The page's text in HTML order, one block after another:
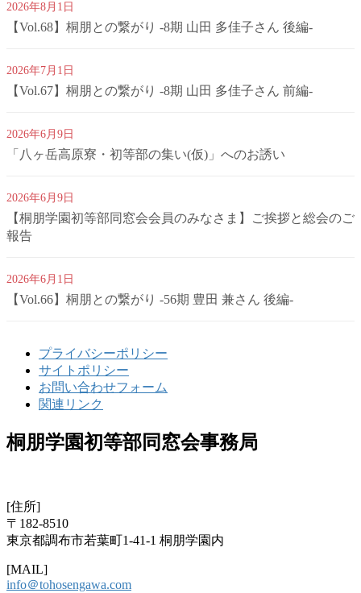
2026年8月1日
【Vol.68】桐朋との繋がり -8期 山田 多佳子さん 後編-
2026年7月1日
【Vol.67】桐朋との繋がり -8期 山田 多佳子さん 前編-
2026年6月9日
「八ヶ岳高原寮・初等部の集い(仮)」へのお誘い
2026年6月9日
【桐朋学園初等部同窓会会員のみなさま】ご挨拶と総会のご
報告
2026年6月1日
【Vol.66】桐朋との繋がり -56期 豊田 兼さん 後編-
プライバシーポリシー
サイトポリシー
お問い合わせフォーム
関連リンク
桐朋学園初等部同窓会事務局
[住所]
〒182-8510
東京都調布市若葉町1-41-1 桐朋学園内
[MAIL]
info＠tohosengawa.com